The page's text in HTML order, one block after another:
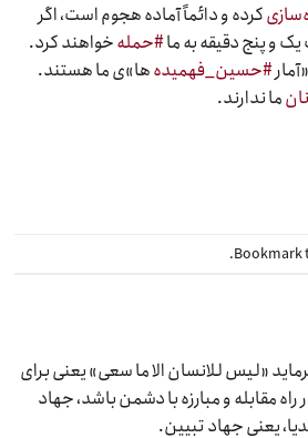
کرده و دائماً آماده هجوم است، اگر
و پنج دقیقه به ما#حملهخواهند کرد.
#حسین_فهمیده‌ها»ی ما هستند.
ما ندارند.
.
«لیس للانسان الا ما سعی» یعنی برای
مقابله و مبارزه با دشمن باشد، جهاد
یعنی جهاد تبیین.